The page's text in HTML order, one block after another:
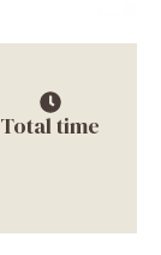
Total time